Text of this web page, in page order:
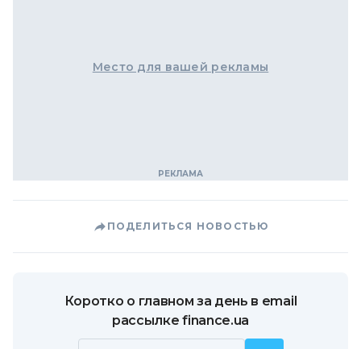
Место для вашей рекламы
ПОДЕЛИТЬСЯ НОВОСТЬЮ
Коротко о главном за день в email
рассылке finance.ua